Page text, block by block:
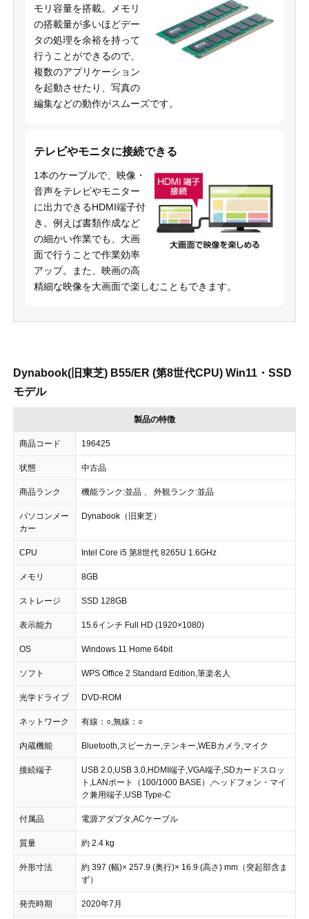
モリ容量を搭載。メモリ
の搭載量が多いほどデー
タの処理を余裕を持って
行うことができるので、
複数のアプリケーション
を起動させたり、写真の
編集などの動作がスムーズです。
テレビやモニタに接続できる
1本のケーブルで、映像・
音声をテレビやモニター
に出力できるHDMI端子付
き。例えば書類作成など
の細かい作業でも、大画
面で行うことで作業効率
アップ。また、映画の高
精細な映像を大画面で楽しむこともできます。
Dynabook(旧東芝) B55/ER (第8世代CPU) Win11・SSD
モデル
製品の特徴
商品コード 196425
状態 中古品
商品ランク 機能ランク:並品 、 外観ランク:並品
パソコンメー
カー
Dynabook（旧東芝）
CPU Intel Core i5 第8世代 8265U 1.6GHz
メモリ 8GB
ストレージ SSD 128GB
表示能力 15.6インチ Full HD (1920×1080)
OS Windows 11 Home 64bit
ソフト WPS Office 2 Standard Edition,筆楽名人
光学ドライブ DVD-ROM
ネットワーク 有線：○,無線：○
内蔵機能 Bluetooth,スピーカー,テンキー,WEBカメラ,マイク
接続端子
USB 2.0,USB 3.0,HDMI端子,VGA端子,SDカードスロッ
ト,LANポート（100/1000 BASE）,ヘッドフォン・マイ
ク兼用端子,USB Type-C
付属品 電源アダプタ,ACケーブル
質量 約 2.4 kg
外形寸法
約 397 (幅)× 257.9 (奥行)× 16.9 (高さ) mm（突起部含ま
ず）
発売時期 2020年7月